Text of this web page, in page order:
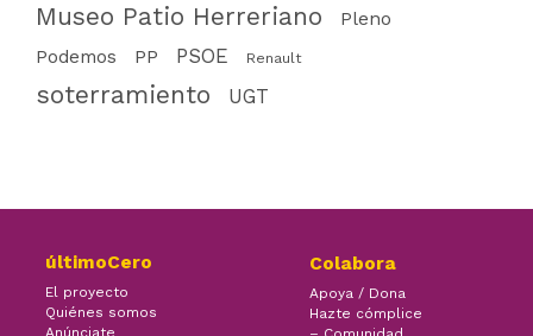
Museo Patio Herreriano
Pleno
Podemos
PP PSOE Renault
soterramiento UGT
últimoCero
El proyecto
Quiénes somos
Anúnciate
Colabora
Apoya / Dona
Hazte cómplice